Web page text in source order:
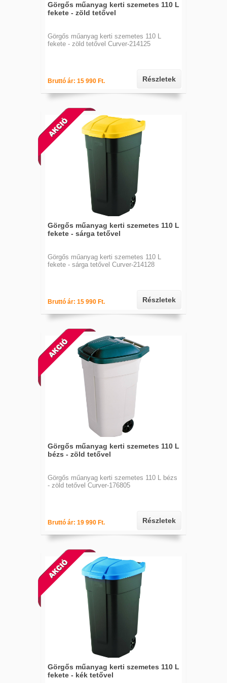
Görgős műanyag kerti szemetes 110 L
fekete - zöld tetővel
Görgős műanyag kerti szemetes 110 L
fekete - zöld tetővel Curver-214125
Bruttó ár: 15 990 Ft. Részletek
Görgős műanyag kerti szemetes 110 L
fekete - sárga tetővel
Görgős műanyag kerti szemetes 110 L
fekete - sárga tetővel Curver-214128
Bruttó ár: 15 990 Ft. Részletek
Görgős műanyag kerti szemetes 110 L
bézs - zöld tetővel
Görgős műanyag kerti szemetes 110 L bézs
- zöld tetővel Curver-176805
Bruttó ár: 19 990 Ft. Részletek
Görgős műanyag kerti szemetes 110 L
fekete - kék tetővel